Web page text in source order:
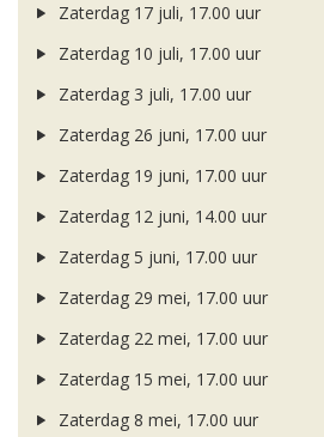
Zaterdag 17 juli, 17.00 uur
Zaterdag 10 juli, 17.00 uur
Zaterdag 3 juli, 17.00 uur
Zaterdag 26 juni, 17.00 uur
Zaterdag 19 juni, 17.00 uur
Zaterdag 12 juni, 14.00 uur
Zaterdag 5 juni, 17.00 uur
Zaterdag 29 mei, 17.00 uur
Zaterdag 22 mei, 17.00 uur
Zaterdag 15 mei, 17.00 uur
Zaterdag 8 mei, 17.00 uur